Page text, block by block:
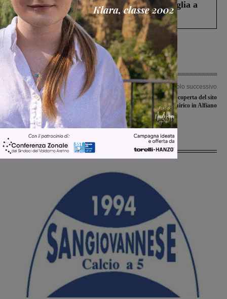
Fiorentino l’uomo che aveva ucciso la figlia a
Levane nel 2020
Articolo precedente
Un team valdarnese sviluppa la
“GoGu App”: il diario dei ricordi ai
tempi dello smartphone
Articolo successivo
Tour guidati alla scoperta del sito
archeologico di San Quirico in Alfiano
Ultime Notizie